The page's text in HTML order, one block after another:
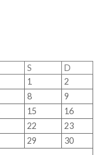
S
D
1
2
8
9
15
16
22
23
29
30